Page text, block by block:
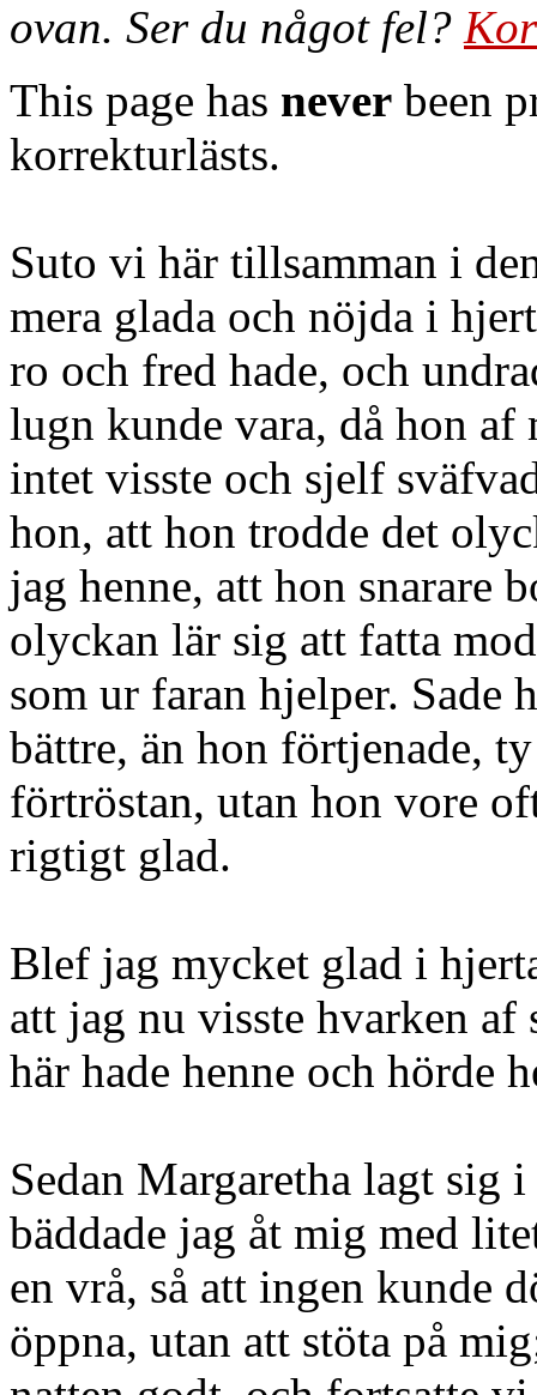
ovan. Ser du något fel?
This page has never been
korrekturlästs.
Suto vi här tillsamman i
mera glada och nöjda i
ro och fred hade, och
lugn kunde vara, då hon af
intet visste och sjelf
hon, att hon trodde det
jag henne, att hon snarare
olyckan lär sig att fatta
som ur faran hjelper. Sade
bättre, än hon förtjenade,
förtröstan, utan hon vore
rigtigt glad.
Blef jag mycket glad i
att jag nu visste hvarken af
här hade henne och hörde
Sedan Margaretha lagt sig
bäddade jag åt mig med
en vrå, så att ingen kunde
öppna, utan att stöta på